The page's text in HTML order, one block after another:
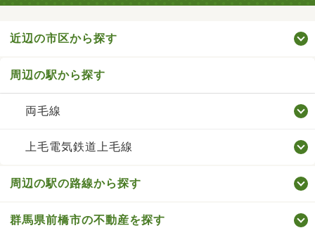
近辺の市区から探す
周辺の駅から探す
両毛線
上毛電気鉄道上毛線
周辺の駅の路線から探す
群馬県前橋市の不動産を探す